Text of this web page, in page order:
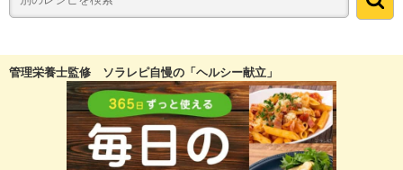
管理栄養士監修 ソラレピ自慢の「ヘルシー献立」